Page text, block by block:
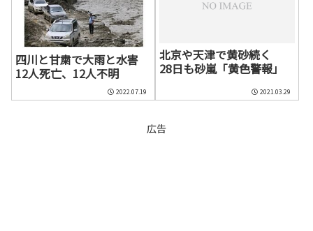
四川と甘粛で大雨と水害
12人死亡、12人不明
2022.07.19
北京や天津で黄砂続く
28日も砂嵐「黄色警報」
2021.03.29
広告